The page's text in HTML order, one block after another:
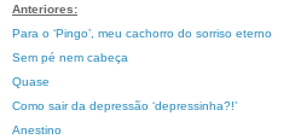
Anteriores:
Para o ‘Pingo’, meu cachorro do sorriso eterno
Sem pé nem cabeça
Quase
Como sair da depressão ‘depressinha?!’
Anestino